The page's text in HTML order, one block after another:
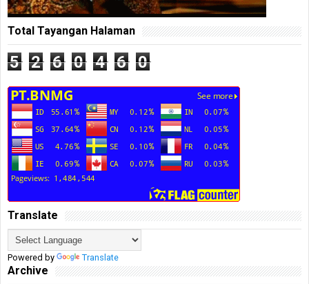
Total Tayangan Halaman
5 2 6 0 4 6 0
Translate
Powered by Translate
Archive